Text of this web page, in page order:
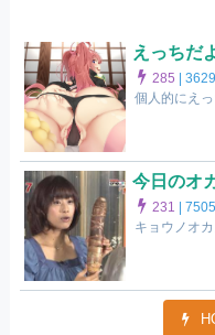
えっちだ
285 |
個人的にえ
今日のオ
231 |
キョウノオ